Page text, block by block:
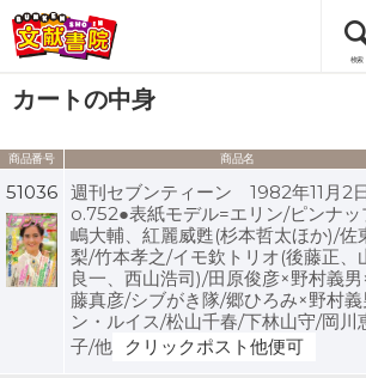
検索
会員登録
ログイン
カートの中身
商品番号 商品名
51036 週刊セブンティーン 1982年11月2
o.752●表紙モデル=エリン/ピンナッ
嶋大輔、紅麗威甦(杉本哲太ほか)/佐
梨/竹本孝之/イモ欽トリオ(後藤正、
良一、西山浩司)/田原俊彦×野村義
藤真彦/シブがき隊/郷ひろみ×野村
ン・ルイス/松山千春/下林山守/岡川
子/他
クリックポスト他便可